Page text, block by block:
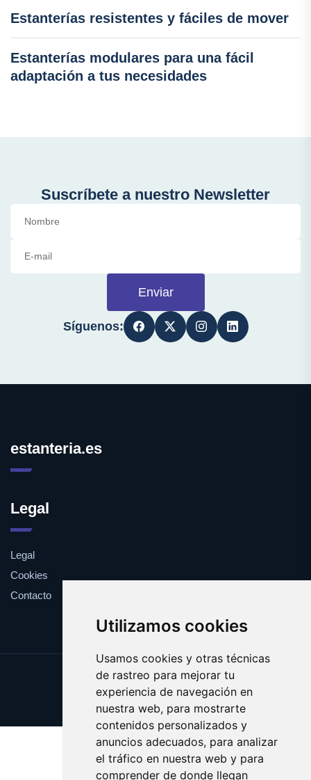
Utilizamos cookies
Usamos cookies y otras técnicas
de rastreo para mejorar tu
experiencia de navegación en
nuestra web, para mostrarte
contenidos personalizados y
anuncios adecuados, para analizar
el tráfico en nuestra web y para
comprender de donde llegan
Estanterías resistentes y fáciles de mover
Estanterías modulares para una fácil
adaptación a tus necesidades
Suscríbete a nuestro Newsletter
Enviar
Síguenos:
estanteria.es
Legal
Legal
Cookies
Contacto
Update cookies preferences
Copyright © 2025 estanteria.es